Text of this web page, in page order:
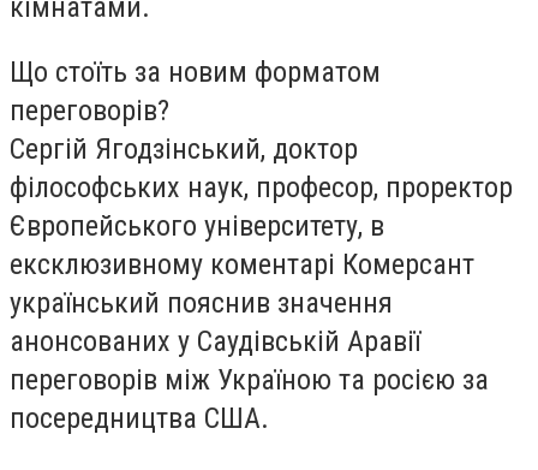
кімнатами.
Що стоїть за новим форматом
переговорів?
Сергій Ягодзінський, доктор
філософських наук, професор, проректор
Європейського університету, в
ексклюзивному коментарі Комерсант
український пояснив значення
анонсованих у Саудівській Аравії
переговорів між Україною та росією за
посередництва США.